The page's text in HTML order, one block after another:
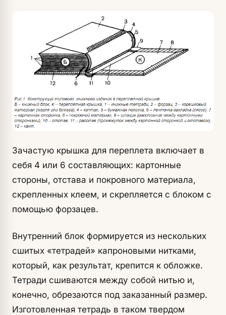
Зачастую крышка для переплета включает в
себя 4 или 6 составляющих: картонные
стороны, отстава и покровного материала,
скрепленных клеем, и скрепляется с блоком с
помощью форзацев.
Внутренний блок формируется из нескольких
сшитых «тетрадей» капроновыми нитками,
который, как результат, крепится к обложке.
Тетради сшиваются между собой нитью и,
конечно, обрезаются под заказанный размер.
Изготовленная тетрадь в таком твердом